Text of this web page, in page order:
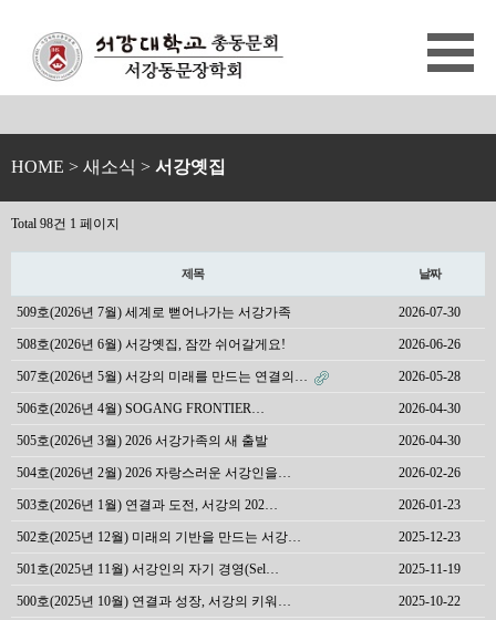
HOME > 새소식 > 서강옛집
Total 98건 1 페이지
제목 날짜
509호(2026년 7월) 세계로 뻗어나가는 서강가족 2026-07-30
508호(2026년 6월) 서강옛집, 잠깐 쉬어갈게요! 2026-06-26
507호(2026년 5월) 서강의 미래를 만드는 연결의… 2026-05-28
506호(2026년 4월) SOGANG FRONTIER… 2026-04-30
505호(2026년 3월) 2026 서강가족의 새 출발 2026-04-30
504호(2026년 2월) 2026 자랑스러운 서강인을… 2026-02-26
503호(2026년 1월) 연결과 도전, 서강의 202… 2026-01-23
502호(2025년 12월) 미래의 기반을 만드는 서강… 2025-12-23
501호(2025년 11월) 서강인의 자기 경영(Sel… 2025-11-19
500호(2025년 10월) 연결과 성장, 서강의 키워… 2025-10-22